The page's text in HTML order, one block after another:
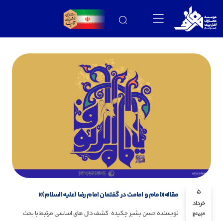
5
خرداد
1403
مقاله«امام و امامت در گفتمان امام رضا (علیه السلام)»
نویسنده:حسن بشیر چکیده کشف دال های اساسی مرتبط با بحث